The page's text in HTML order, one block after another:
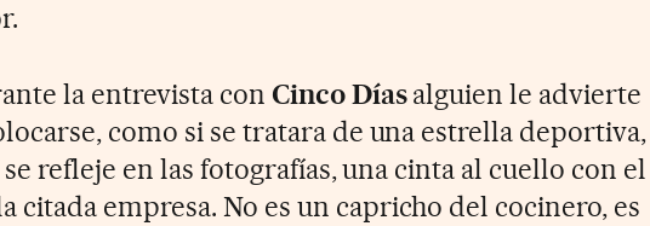
la entrevista con Cinco Díasalguien le advierte
como si se tratara de una estrella deportiva,
refleje en las fotografías, una cinta al cuello con el
citada empresa. No es un capricho del cocinero, es